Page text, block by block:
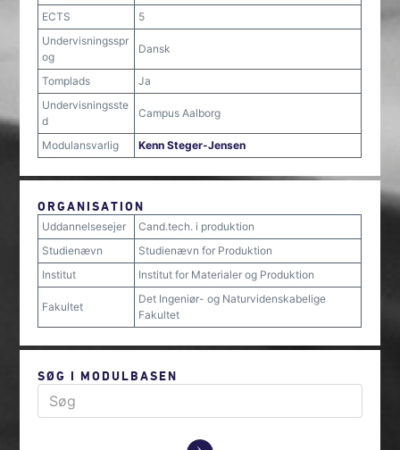
ECTS
5
Undervisningsspr
og
Dansk
Tomplads
Ja
Undervisningsste
d
Campus Aalborg
Modulansvarlig Kenn Steger-Jensen
ORGANISATION
Uddannelsesejer
Cand.tech. i produktion
Studienævn
Studienævn for Produktion
Institut
Institut for Materialer og Produktion
Fakultet
Det Ingeniør- og Naturvidenskabelige
Fakultet
SØG I MODULBASEN